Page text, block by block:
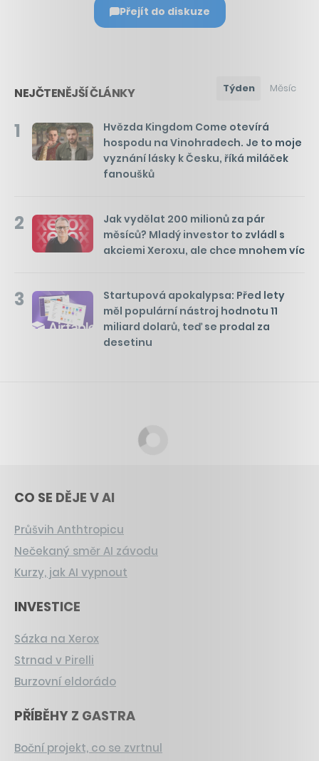
Přejít do diskuze
NEJČTENĚJŠÍ ČLÁNKY Týden Měsíc
1
Hvězda Kingdom Come otevírá
hospodu na Vinohradech. Je to moje
vyznání lásky k Česku, říká miláček
fanoušků
2
Jak vydělat 200 milionů za pár
měsíců? Mladý investor to zvládl s
akciemi Xeroxu, ale chce mnohem víc
3
Startupová apokalypsa: Před lety
měl populární nástroj hodnotu 11
miliard dolarů, teď se prodal za
desetinu
CO SE DĚJE V AI
Průšvih Anthtropicu
Nečekaný směr AI závodu
Kurzy, jak AI vypnout
INVESTICE
Sázka na Xerox
Strnad v Pirelli
Burzovní eldorádo
PŘÍBĚHY Z GASTRA
Boční projekt, co se zvrtnul